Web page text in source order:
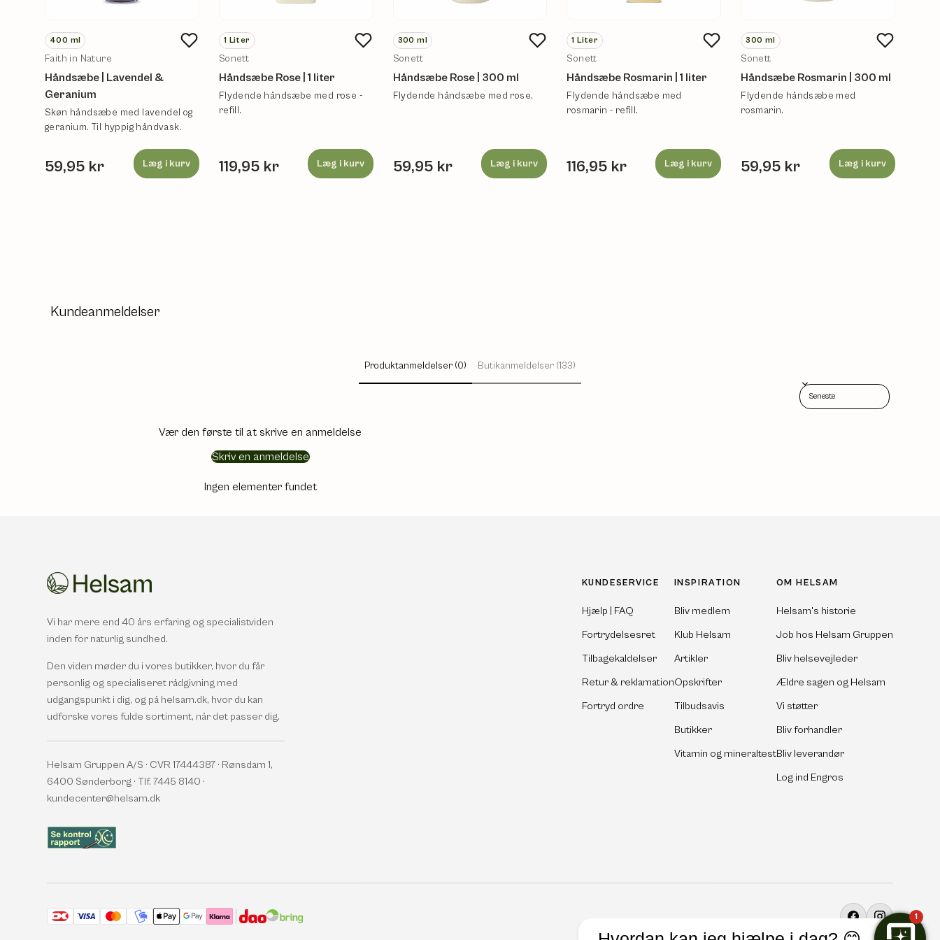
400 ml
Faith in Nature
Håndsæbe | Lavendel &
Geranium
Skøn håndsæbe med lavendel og
geranium. Til hyppig håndvask.
59,95 kr Læg i kurv
1 Liter
Sonett
Håndsæbe Rose | 1 liter
Flydende håndsæbe med rose -
refill.
119,95 kr Læg i kurv
300 ml
Sonett
Håndsæbe Rose | 300 ml
Flydende håndsæbe med rose.
59,95 kr Læg i kurv
1 Liter
Sonett
Håndsæbe Rosmarin | 1 liter
Flydende håndsæbe med
rosmarin - refill.
116,95 kr Læg i kurv
300 ml
Sonett
Håndsæbe Rosmarin | 300 ml
Flydende håndsæbe med
rosmarin.
59,95 kr Læg i kurv
Kundeanmeldelser
Produktanmeldelser (0) Butikanmeldelser (133)
Sort reviews by
Vær den første til at skrive en anmeldelse
Skriv en anmeldelse
Ingen elementer fundet
Vi har mere end 40 års erfaring og specialistviden
inden for naturlig sundhed.
Den viden møder du i vores butikker, hvor du får
personlig og specialiseret rådgivning med
udgangspunkt i dig, og på helsam.dk, hvor du kan
udforske vores fulde sortiment, når det passer dig.
Helsam Gruppen A/S · CVR 17444387 · Rønsdam 1,
6400 Sønderborg · Tlf. 7445 8140 ·
kundecenter@helsam.dk
KUNDESERVICE
Hjælp | FAQ
Fortrydelsesret
Tilbagekaldelser
Retur & reklamation
Fortryd ordre
INSPIRATION
Bliv medlem
Klub Helsam
Artikler
Opskrifter
Tilbudsavis
Butikker
Vitamin og mineraltest
OM HELSAM
Helsam's historie
Job hos Helsam Gruppen
Bliv helsevejleder
Ældre sagen og Helsam
Vi støtter
Bliv forhandler
Bliv leverandør
Log ind Engros
Accepterede betalingsmetoder FacebookInstagram
1